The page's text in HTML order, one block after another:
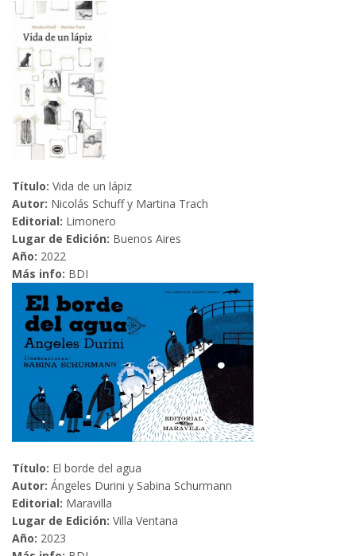
Título: Vida de un lápiz
Autor: Nicolás Schuff y Martina Trach
Editorial: Limonero
Lugar de Edición: Buenos Aires
Año: 2022
Más info: BDI
Título: El borde del agua
Autor: Ángeles Durini y Sabina Schurmann
Editorial: Maravilla
Lugar de Edición: Villa Ventana
Año: 2023